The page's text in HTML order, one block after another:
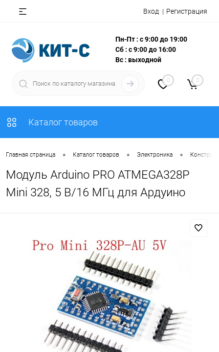
Вход Регистрация
Пн-Пт : с 9:00 до 19:00
Сб : с 9:00 до 16:00
Вс : выходной
0 0
Каталог товаров
Главная страница • Каталог товаров • Электроника •
Модуль Arduino PRO ATMEGA328P
Mini 328, 5 В/16 МГц для Ардуино